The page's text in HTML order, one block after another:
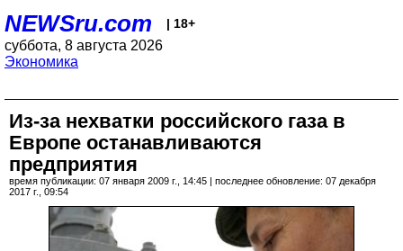
NEWSru.com | 18+
суббота, 8 августа 2026
Экономика
Из-за нехватки российского газа в
Европе останавливаются
предприятия
время публикации: 07 января 2009 г., 14:45 | последнее обновление: 07 декабря
2017 г., 09:54